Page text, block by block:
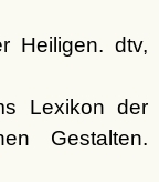
Heiligen. dtv,
Lexikon der
Gestalten.